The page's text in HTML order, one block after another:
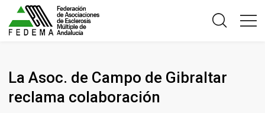
La Asoc. de Campo de Gibraltar
reclama colaboración